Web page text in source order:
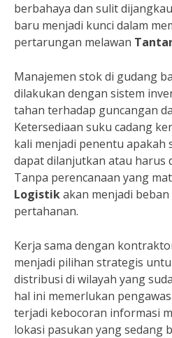
berbahaya dan sulit
baru menjadi kunci dalam
pertarungan melawan
Manajemen stok di gudang
dilakukan dengan sistem
tahan terhadap guncangan
Ketersediaan suku cadang
kali menjadi penentu apakah
dapat dilanjutkan atau harus
Tanpa perencanaan yang
Logistikakan menjadi
pertahanan.
Kerja sama dengan
menjadi pilihan strategis
distribusi di wilayah yang
hal ini memerlukan
terjadi kebocoran informasi
lokasi pasukan yang sedang